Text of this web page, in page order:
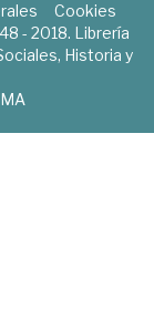
Cookies
- 2018. Librería
Historia y